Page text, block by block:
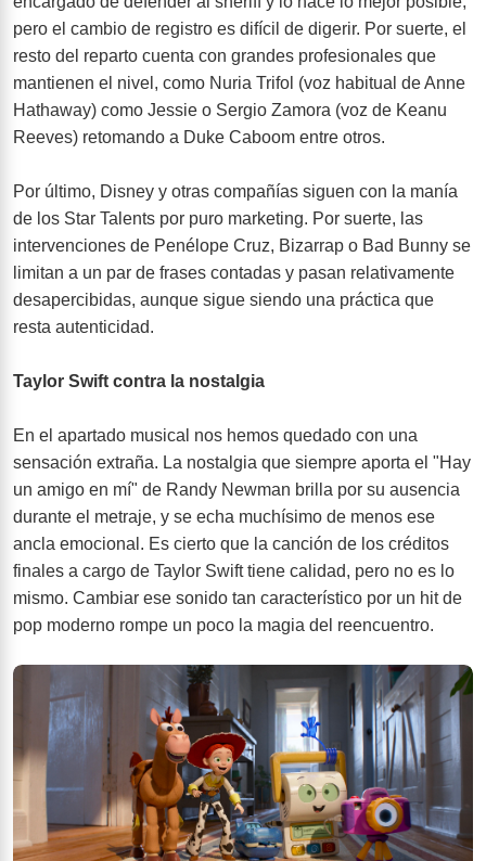
pero el cambio de registro es difícil de digerir. Por suerte, el
resto del reparto cuenta con grandes profesionales que
mantienen el nivel, como Nuria Trifol (voz habitual de Anne
Hathaway) como Jessie o Sergio Zamora (voz de Keanu
Reeves) retomando a Duke Caboom entre otros.
Por último, Disney y otras compañías siguen con la manía
de los Star Talents por puro marketing. Por suerte, las
intervenciones de Penélope Cruz, Bizarrap o Bad Bunny se
limitan a un par de frases contadas y pasan relativamente
desapercibidas, aunque sigue siendo una práctica que
resta autenticidad.
Taylor Swift contra la nostalgia
En el apartado musical nos hemos quedado con una
sensación extraña. La nostalgia que siempre aporta el "Hay
un amigo en mí" de Randy Newman brilla por su ausencia
durante el metraje, y se echa muchísimo de menos ese
ancla emocional. Es cierto que la canción de los créditos
finales a cargo de Taylor Swift tiene calidad, pero no es lo
mismo. Cambiar ese sonido tan característico por un hit de
pop moderno rompe un poco la magia del reencuentro.